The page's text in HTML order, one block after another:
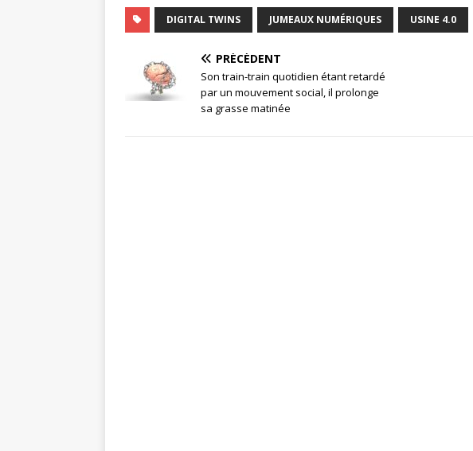
DIGITAL TWINS JUMEAUX NUMÉRIQUES USINE 4.0
PRÉCÉDENT
Son train-train quotidien étant retardé
par un mouvement social, il prolonge
sa grasse matinée